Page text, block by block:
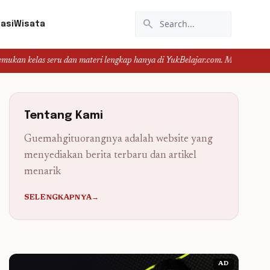
Wisata search
dan materi lengkap hanya di YukBelajar.com. Mulai langkah suksesmu
Tentang Kami
Guemahgituorangnya adalah website yang
menyediakan berita terbaru dan artikel
menarik
SELENGKAPNYA→
AD